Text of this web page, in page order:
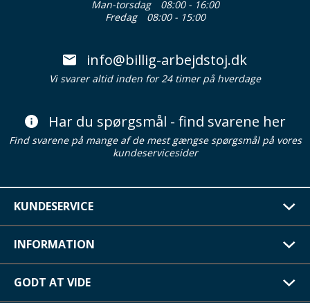
Man-torsdag
08:00 - 16:00
Fredag
08:00 - 15:00
info@billig-arbejdstoj.dk
Vi svarer altid inden for 24 timer på hverdage
Har du spørgsmål - find svarene her
Find svarene på mange af de mest gængse spørgsmål på vores
kundeservicesider
KUNDESERVICE
INFORMATION
GODT AT VIDE